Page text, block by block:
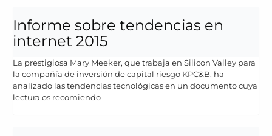
Informe sobre tendencias en
internet 2015
La prestigiosa Mary Meeker, que trabaja en Silicon Valley para
la compañía de inversión de capital riesgo KPC&B, ha
analizado las tendencias tecnológicas en un documento cuya
lectura os recomiendo